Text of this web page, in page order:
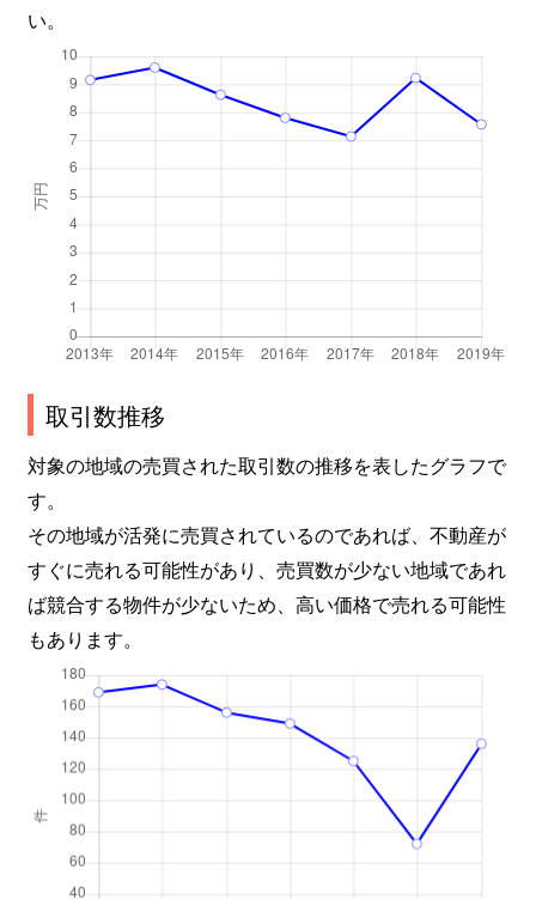
い。
取引数推移
対象の地域の売買された取引数の推移を表したグラフで
す。
その地域が活発に売買されているのであれば、不動産が
すぐに売れる可能性があり、売買数が少ない地域であれ
ば競合する物件が少ないため、高い価格で売れる可能性
もあります。